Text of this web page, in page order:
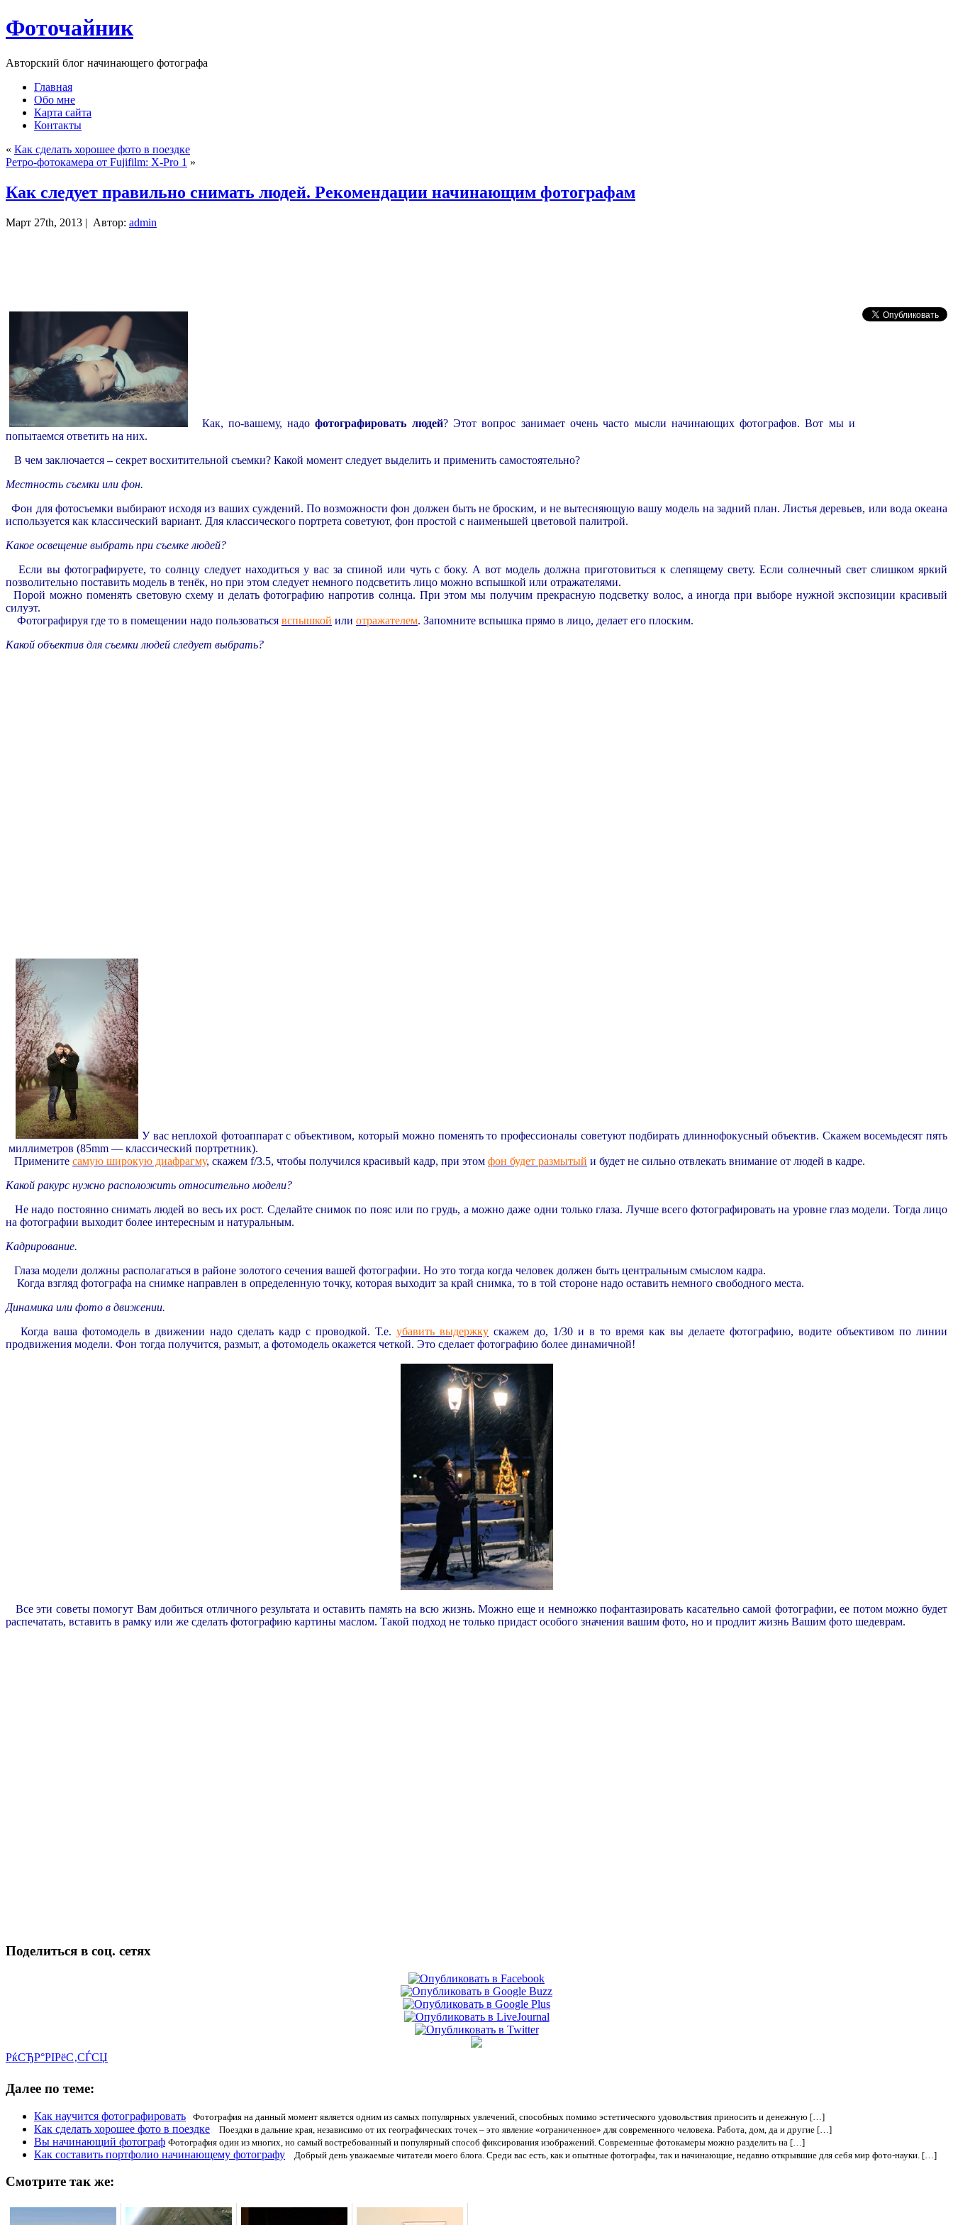
Фоточайник
Авторский блог начинающего фотографа
Главная
Обо мне
Карта сайта
Контакты
« Как сделать хорошее фото в поездке
Ретро-фотокамера от Fujifilm: X-Pro 1 »
Как следует правильно снимать людей. Рекомендации начинающим фотографам
Март 27th, 2013 | Автор: admin
Как, по-вашему, надофотографировать людей? Этот вопрос занимает очень часто мысли начинающих фотографов. Вот мы и
попытаемся ответить на них.
В чем заключается – секрет восхитительной съемки? Какой момент следует выделить и применить самостоятельно?
Местность съемки или фон.
Фон для фотосъемки выбирают исходя из ваших суждений. По возможности фон должен быть не броским, и не вытесняющую вашу модель на задний план. Листья деревьев, или вода океана
используется как классический вариант. Для классического портрета советуют, фон простой с наименьшей цветовой палитрой.
Какое освещение выбрать при съемке людей?
Если вы фотографируете, то солнцу следует находиться у вас за спиной или чуть с боку. А вот модель должна приготовиться к слепящему свету. Если солнечный свет слишком яркий
позволительно поставить модель в тенёк, но при этом следует немного подсветить лицо можно вспышкой или отражателями.
Порой можно поменять световую схему и делать фотографию напротив солнца. При этом мы получим прекрасную подсветку волос, а иногда при выборе нужной экспозиции красивый
силуэт.
Фотографируя где то в помещении надо пользоваться вспышкой или отражателем. Запомните вспышка прямо в лицо, делает его плоским.
Какой объектив для съемки людей следует выбрать?
У вас неплохой фотоаппарат с объективом, который можно поменять то профессионалы советуют подбирать длиннофокусный объектив. Скажем восемьдесят пять
миллиметров (85mm — классический портретник).
Примените самую широкую диафрагму, скажем f/3.5, чтобы получился красивый кадр, при этом фон будет размытый и будет не сильно отвлекать внимание от людей в кадре.
Какой ракурс нужно расположить относительно модели?
Не надо постоянно снимать людей во весь их рост. Сделайте снимок по пояс или по грудь, а можно даже одни только глаза. Лучше всего фотографировать на уровне глаз модели. Тогда лицо
на фотографии выходит более интересным и натуральным.
Кадрирование.
Глаза модели должны располагаться в районе золотого сечения вашей фотографии. Но это тогда когда человек должен быть центральным смыслом кадра.
Когда взгляд фотографа на снимке направлен в определенную точку, которая выходит за край снимка, то в той стороне надо оставить немного свободного места.
Динамика или фото в движении.
Когда ваша фотомодель в движении надо сделать кадр с проводкой. Т.е. убавить выдержку скажем до, 1/30 и в то время как вы делаете фотографию, водите объективом по линии
продвижения модели. Фон тогда получится, размыт, а фотомодель окажется четкой. Это сделает фотографию более динамичной!
Все эти советы помогут Вам добиться отличного результата и оставить память на всю жизнь. Можно еще и немножко пофантазировать касательно самой фотографии, ее потом можно будет
распечатать, вставить в рамку или же сделать фотографию картины маслом. Такой подход не только придаст особого значения вашим фото, но и продлит жизнь Вашим фото шедеврам.
Поделиться в соц. сетях
РќСЂР°РІРёС‚СЃСЏ
Далее по теме:
Как научится фотографировать Фотография на данный момент является одним из самых популярных увлечений, способных помимо эстетического удовольствия приносить и денежную […]
Как сделать хорошее фото в поездке Поездки в дальние края, независимо от их географических точек – это явление «ограниченное» для современного человека. Работа, дом, да и другие […]
Вы начинающий фотограф Фотография один из многих, но самый востребованный и популярный способ фиксирования изображений. Современные фотокамеры можно разделить на […]
Как составить портфолио начинающему фотографу Добрый день уважаемые читатели моего блога. Среди вас есть, как и опытные фотографы, так и начинающие, недавно открывшие для себя мир фото-науки. […]
Смотрите так же: